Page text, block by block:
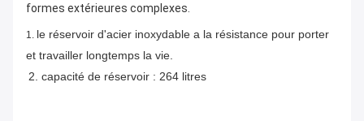
formes extérieures complexes.
1. le réservoir d'acier inoxydable a la résistance pour porter
et travailler longtemps la vie.
2. capacité de réservoir : 264 litres